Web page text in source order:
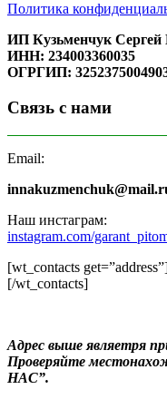
Политика
ИП Кузьменчук Сергей
ИНН: 234003360035
ОГРГИП:
Связь с нами
Email:
Наш инстаграм:
instagram.com/
[wt_contacts
[/wt_contacts]
Адрес выше являетря
Проверяйте
НАС”.